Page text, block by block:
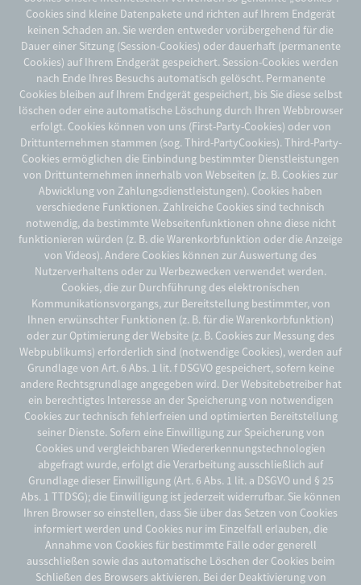
Cookies sind kleine Datenpakete und richten auf Ihrem Endgerät
keinen Schaden an. Sie werden entweder vorübergehend für die
Dauer einer Sitzung (Session-Cookies) oder dauerhaft (permanente
Cookies) auf Ihrem Endgerät gespeichert. Session-Cookies werden
nach Ende Ihres Besuchs automatisch gelöscht. Permanente
Cookies bleiben auf Ihrem Endgerät gespeichert, bis Sie diese selbst
löschen oder eine automatische Löschung durch Ihren Webbrowser
erfolgt. Cookies können von uns (First-Party-Cookies) oder von
Drittunternehmen stammen (sog. Third-PartyCookies). Third-Party-
Cookies ermöglichen die Einbindung bestimmter Dienstleistungen
von Drittunternehmen innerhalb von Webseiten (z. B. Cookies zur
Abwicklung von Zahlungsdienstleistungen). Cookies haben
verschiedene Funktionen. Zahlreiche Cookies sind technisch
notwendig, da bestimmte Webseitenfunktionen ohne diese nicht
funktionieren würden (z. B. die Warenkorbfunktion oder die Anzeige
von Videos). Andere Cookies können zur Auswertung des
Nutzerverhaltens oder zu Werbezwecken verwendet werden.
Cookies, die zur Durchführung des elektronischen
Kommunikationsvorgangs, zur Bereitstellung bestimmter, von
Ihnen erwünschter Funktionen (z. B. für die Warenkorbfunktion)
oder zur Optimierung der Website (z. B. Cookies zur Messung des
Webpublikums) erforderlich sind (notwendige Cookies), werden auf
Grundlage von Art. 6 Abs. 1 lit. f DSGVO gespeichert, sofern keine
andere Rechtsgrundlage angegeben wird. Der Websitebetreiber hat
ein berechtigtes Interesse an der Speicherung von notwendigen
Cookies zur technisch fehlerfreien und optimierten Bereitstellung
seiner Dienste. Sofern eine Einwilligung zur Speicherung von
Cookies und vergleichbaren Wiedererkennungstechnologien
abgefragt wurde, erfolgt die Verarbeitung ausschließlich auf
Grundlage dieser Einwilligung (Art. 6 Abs. 1 lit. a DSGVO und § 25
Abs. 1 TTDSG); die Einwilligung ist jederzeit widerrufbar. Sie können
Ihren Browser so einstellen, dass Sie über das Setzen von Cookies
informiert werden und Cookies nur im Einzelfall erlauben, die
Annahme von Cookies für bestimmte Fälle oder generell
ausschließen sowie das automatische Löschen der Cookies beim
Schließen des Browsers aktivieren. Bei der Deaktivierung von